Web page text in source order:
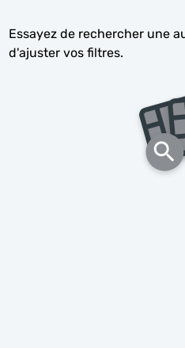
Essayez de rechercher une
d'ajuster vos filtres.